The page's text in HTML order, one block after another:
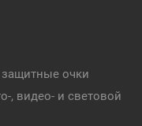
очки
, видео- и световой